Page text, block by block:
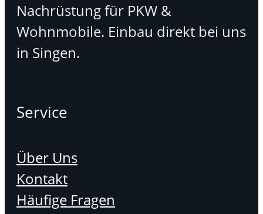
Nachrüstung für PKW &
Wohnmobile. Einbau direkt bei uns
in Singen.
Service
Über Uns
Kontakt
Häufige Fragen